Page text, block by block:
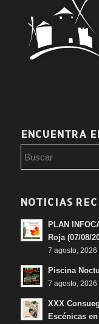
ENCUENTRA
NOTICIAS
PLAN
Roja (07/08/
7 agosto, 2026
Piscina
7 agosto, 2026
XXX
Escénicas